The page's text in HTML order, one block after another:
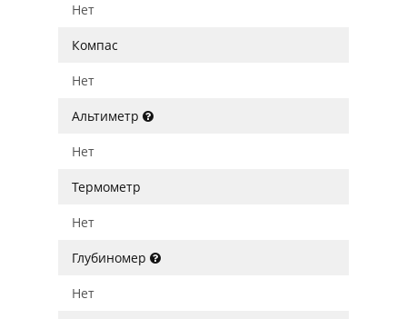
Нет
Компас
Нет
Альтиметр
Нет
Термометр
Нет
Глубиномер
Нет